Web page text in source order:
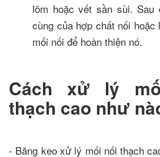
lõm hoặc vết sần sùi. Sau
cùng của hợp chất nối hoặc
mối nối để hoàn thiện nó.
Cách xử lý
thạch cao như
- Băng keo xử lý mối nối thạch